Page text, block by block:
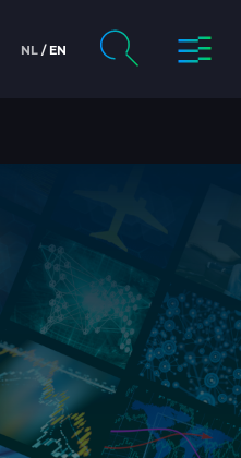
NL EN